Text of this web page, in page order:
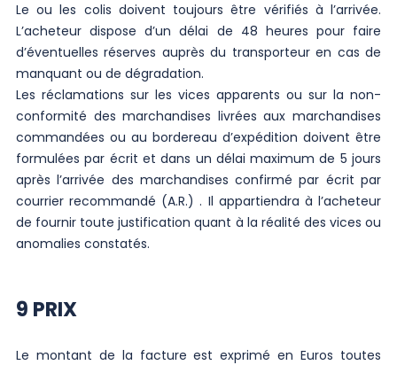
Le ou les colis doivent toujours être vérifiés à l’arrivée.
L’acheteur dispose d’un délai de 48 heures pour faire
d’éventuelles réserves auprès du transporteur en cas de
manquant ou de dégradation.
Les réclamations sur les vices apparents ou sur la non-
conformité des marchandises livrées aux marchandises
commandées ou au bordereau d’expédition doivent être
formulées par écrit et dans un délai maximum de 5 jours
après l’arrivée des marchandises confirmé par écrit par
courrier recommandé (A.R.) . Il appartiendra à l’acheteur
de fournir toute justification quant à la réalité des vices ou
anomalies constatés.
9 PRIX
Le montant de la facture est exprimé en Euros toutes